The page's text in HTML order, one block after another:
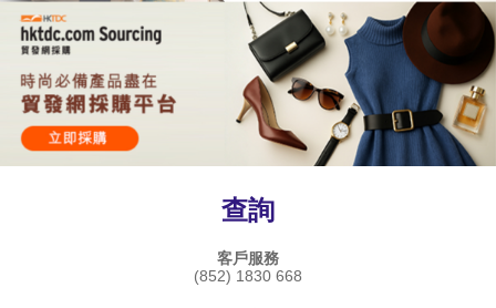
查詢
客戶服務
(852) 1830 668